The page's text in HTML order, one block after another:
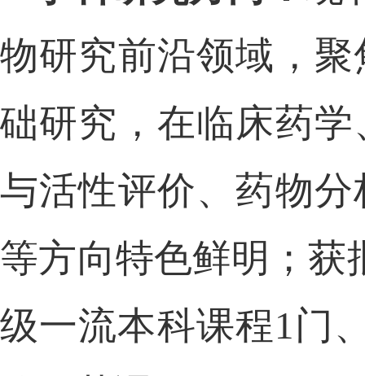
物研究前沿领域，
础研究，在临床药
与活性评价、药物
等方向特色鲜明；获
级一流本科课程1门